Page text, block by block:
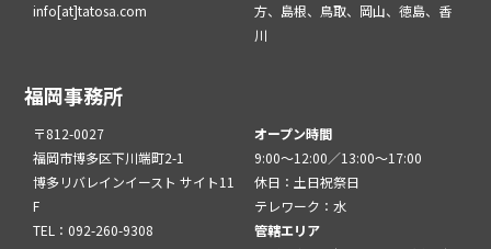
info[at]tatosa.com
方、島根、鳥取、岡山、徳島、香
川
福岡事務所
〒812-0027
福岡市博多区下川端町2-1
博多リバレインイースト サイト11
F
TEL：092-260-9308
オープン時間
9:00～12:00／13:00～17:00
休日：土日祝祭日
テレワーク：水
管轄エリア